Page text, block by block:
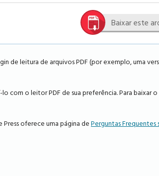
Baixar este
de leitura de arquivos PDF (por exemplo, uma
o leitor PDF de sua preferência. Para baixar o
Press oferece uma página dePerguntas Frequentes